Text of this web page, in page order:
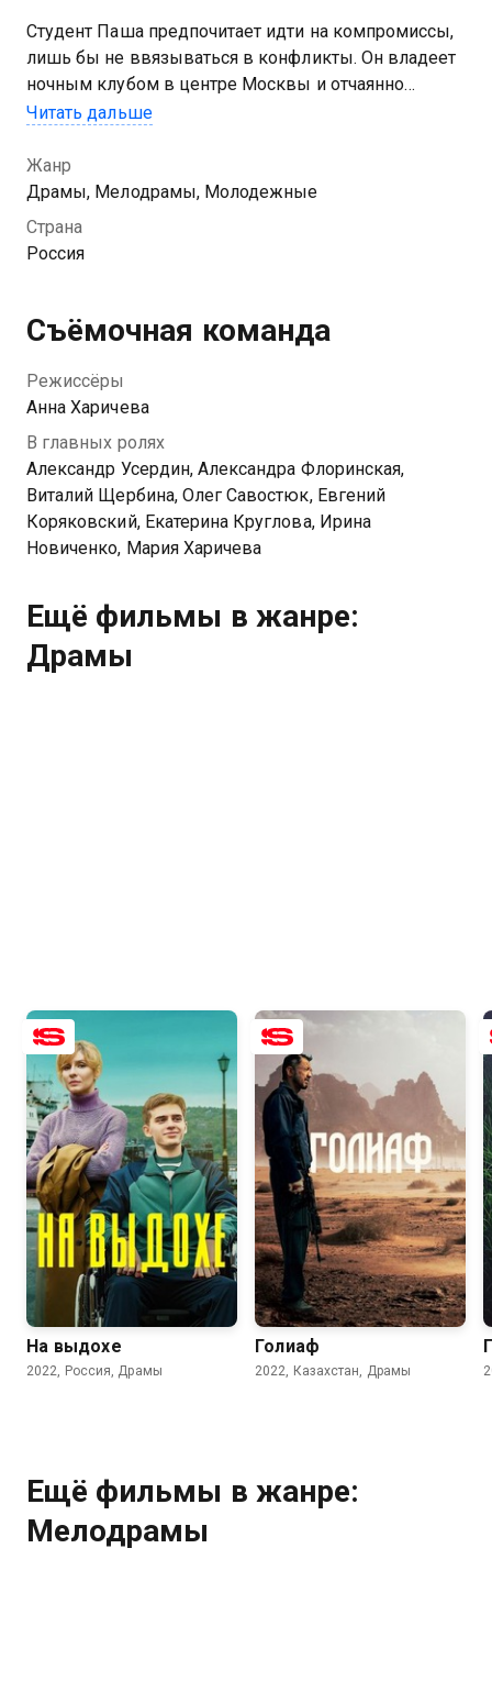
Студент Паша предпочитает идти на компромиссы,
лишь бы не ввязываться в конфликты. Он владеет
ночным клубом в центре Москвы и отчаянно
пытается спасти заведение от долгов, ведь это
навязчиво поддерживает влюбленная в него
подруга Леся. Но размораживает холодное сердце
героя не она, а загадочная Алиса. Кокетливая,
фривольная и непостоянная девушка провоцирует
Алиса встречается с человеком, которому парень
намерен продать свой клуб.
Читать дальше
Жанр
Драмы, Мелодрамы, Молодежные
Страна
Россия
Съёмочная команда
Режиссёры
Анна Харичева
В главных ролях
Александр Усердин, Александра Флоринская,
Виталий Щербина, Олег Савостюк, Евгений
Коряковский, Екатерина Круглова, Ирина
Новиченко, Мария Харичева
Ещё фильмы в жанре:
Драмы
7.0 4.5
На выдохе
2022, Россия, Драмы
6.6 6.5
Голиаф
2022, Казахстан, Драмы
Ещё фильмы в жанре:
Мелодрамы